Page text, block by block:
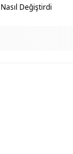
Değiştirdi